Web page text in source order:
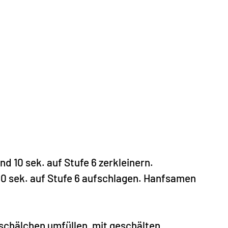
10 sek. auf Stufe 6 zerkleinern.
sek. auf Stufe 6 aufschlagen. Hanfsamen
umfüllen, mit geschälten